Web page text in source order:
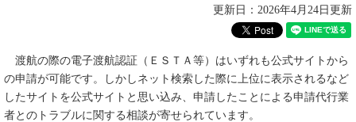
更新日：2026年4月24日更新
渡航の際の電子渡航認証（ＥＳＴＡ等）はいずれも公式サイトから
の申請が可能です。しかしネット検索した際に上位に表示されるなど
したサイトを公式サイトと思い込み、申請したことによる申請代行業
者とのトラブルに関する相談が寄せられています。